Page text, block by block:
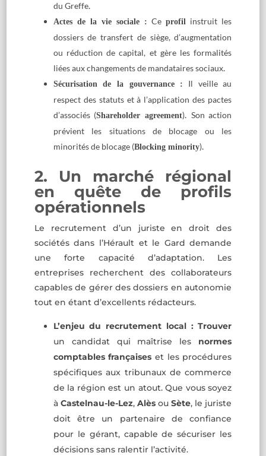
du Greffe.
Actes de la vie sociale : Ceprofil instruit les
dossiers de transfert de siège, d’augmentation
ou réduction de capital, et gère les formalités
liées aux changements de mandataires sociaux.
Sécurisation de la gouvernance :
Il veille au
respect des statuts et à l’application des pactes
d’associés (Shareholder agreement). Son action
prévient les situations de blocage ou les
minorités de blocage (Blocking minority).
2. Un marché régional
en quête de profils
opérationnels
Le recrutement d’un juriste en droit des
sociétés dans l’Hérault et le Gard demande
une forte capacité d’adaptation. Les
entreprises recherchent des collaborateurs
capables de gérer des dossiers en autonomie
tout en étant d’excellents rédacteurs.
L’enjeu du recrutement local : Trouver
un candidat qui maîtrise les normes
comptables françaises et les procédures
spécifiques aux tribunaux de commerce
de la région est un atout. Que vous soyez
à Castelnau-le-Lez, AlèsouSète, le juriste
doit être un partenaire de confiance
pour le gérant, capable de sécuriser les
décisions sans ralentir l’activité.